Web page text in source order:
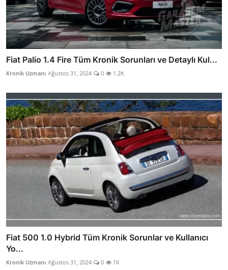
Fiat Palio 1.4 Fire Tüm Kronik Sorunları ve Detaylı Kul...
Kronik Uzmanı Ağustos 31, 2024 0 1.2K
Fiat 500 1.0 Hybrid Tüm Kronik Sorunlar ve Kullanıcı
Yo...
Kronik Uzmanı Ağustos 31, 2024 0 1K